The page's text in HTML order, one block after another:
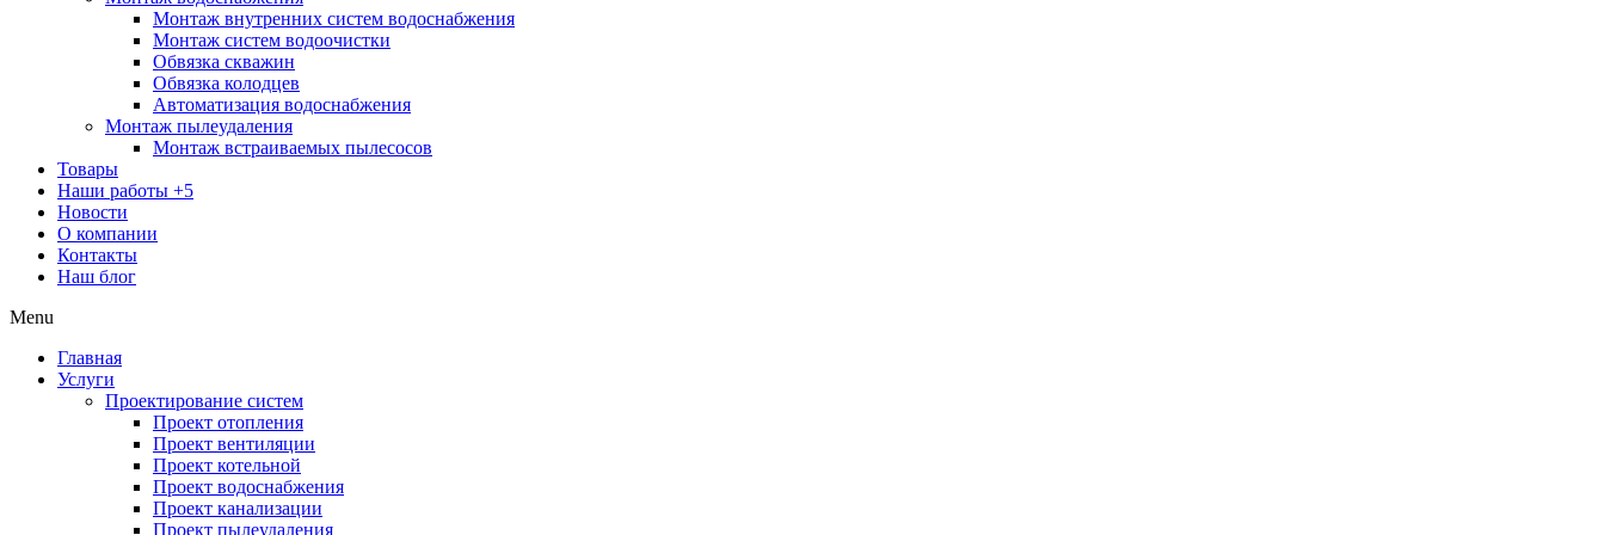
Монтаж внутренних систем водоснабжения
Монтаж систем водоочистки
Обвязка скважин
Обвязка колодцев
Автоматизация водоснабжения
Монтаж пылеудаления
Монтаж встраиваемых пылесосов
Товары
Наши работы +5
Новости
О компании
Контакты
Наш блог
Menu
Главная
Услуги
Проектирование систем
Проект отопления
Проект вентиляции
Проект котельной
Проект водоснабжения
Проект канализации
Проект пылеудаления